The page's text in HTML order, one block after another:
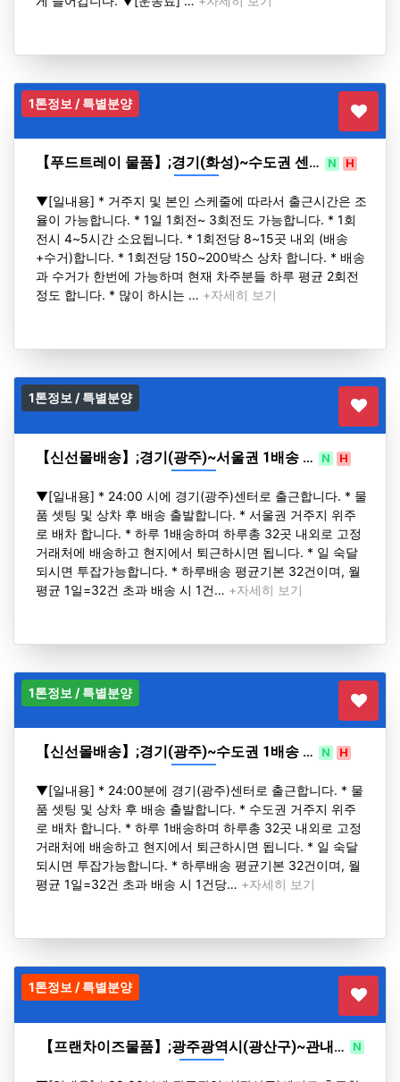
1톤정보 / 특별분양
【푸드트레이 물품】;경기(화성)~수도권 센… N H
▼[일내용] * 거주지 및 본인 스케줄에 따라서 출근시간은 조
율이 가능합니다. * 1일 1회전~ 3회전도 가능합니다. * 1회
전시 4~5시간 소요됩니다. * 1회전당 8~15곳 내외 (배송
+수거)합니다. * 1회전당 150~200박스 상차 합니다. * 배송
과 수거가 한번에 가능하며 현재 차주분들 하루 평균 2회전
정도 합니다. * 많이 하시는 … +자세히 보기
1톤정보 / 특별분양
【신선몰배송】;경기(광주)~서울권 1배송 … N H
▼[일내용] * 24:00 시에 경기(광주)센터로 출근합니다. * 물
품 셋팅 및 상차 후 배송 출발합니다. * 서울권 거주지 위주
로 배차 합니다. * 하루 1배송하며 하루총 32곳 내외로 고정
거래처에 배송하고 현지에서 퇴근하시면 됩니다. * 일 숙달
되시면 투잡가능합니다. * 하루배송 평균기본 32건이며, 월
평균 1일=32건 초과 배송 시 1건… +자세히 보기
1톤정보 / 특별분양
【신선몰배송】;경기(광주)~수도권 1배송 … N H
▼[일내용] * 24:00분에 경기(광주)센터로 출근합니다. * 물
품 셋팅 및 상차 후 배송 출발합니다. * 수도권 거주지 위주
로 배차 합니다. * 하루 1배송하며 하루총 32곳 내외로 고정
거래처에 배송하고 현지에서 퇴근하시면 됩니다. * 일 숙달
되시면 투잡가능합니다. * 하루배송 평균기본 32건이며, 월
평균 1일=32건 초과 배송 시 1건당… +자세히 보기
1톤정보 / 특별분양
【프랜차이즈물품】;광주광역시(광산구)~관내…
N